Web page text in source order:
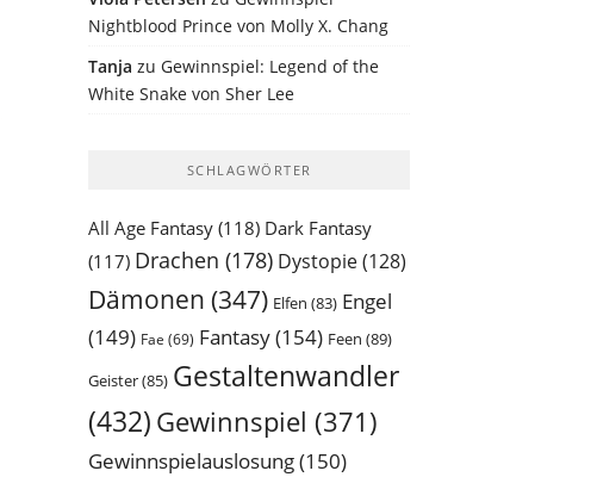
Nightblood Prince von Molly X. Chang
Tanja zu Gewinnspiel: Legend of the
White Snake von Sher Lee
SCHLAGWÖRTER
All Age Fantasy (118) Dark Fantasy
(117) Drachen (178) Dystopie(128)
Dämonen (347) Elfen (83) Engel
(149) Fae (69) Fantasy(154) Feen (89)
Geister(85) Gestaltenwandler
(432) Gewinnspiel (371)
Gewinnspielauslosung(150)